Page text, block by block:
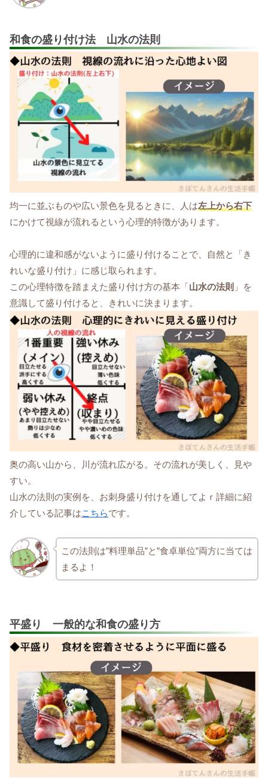
和食の盛り付け法 山水の法則
均一に並ぶものや広い景色を見るときに、人は左上から右下
にかけて視線が流れるという心理的特徴があります。
心理的に違和感がないように盛り付けることで、自然と「き
れいな盛り付け」に感じ取られます。
この心理特徴を踏まえた盛り付け方の基本「山水の法則 」を
意識して盛り付けると、きれいに決まります。
奥の高い山から、川が流れ広がる。その流れが美しく、見や
すい。
山水の法則の実例を、お刺身盛り付けを通してよｒ詳細に紹
介している記事はこちらです。
この法則は”料理単品”と”食卓単位”両方に当ては
まるよ！
平盛り 一般的な和食の盛り方